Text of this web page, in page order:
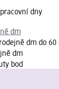
dny
dm
dm do
dm
bod